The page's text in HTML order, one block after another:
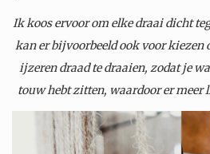
Ik koos ervoor om elke draai dicht
kan er bijvoorbeeld ook voor kiezen
ijzeren draad te draaien, zodat je
touw hebt zitten, waardoor er meer